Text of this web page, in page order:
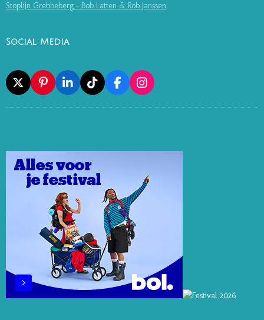
Stoplijn Grebbeberg - Bob Latten & Rob Janssen
Social Media
X
P
I
N
E
S
T
L
I
N
I
N
T
I
K
F
A
C
O
I
N
S
R
M